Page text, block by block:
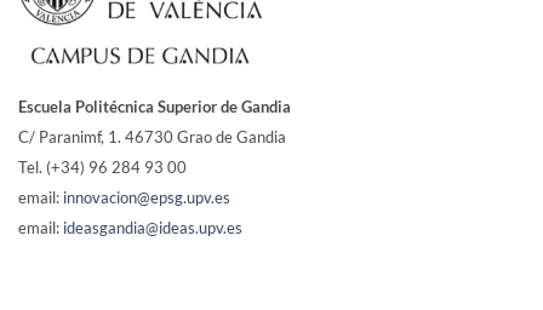
Escuela Politécnica Superior de Gandia
C/ Paranimf, 1. 46730 Grao de Gandia
Tel. (+34) 96 284 93 00
email: innovacion@epsg.upv.es
email: ideasgandia@ideas.upv.es